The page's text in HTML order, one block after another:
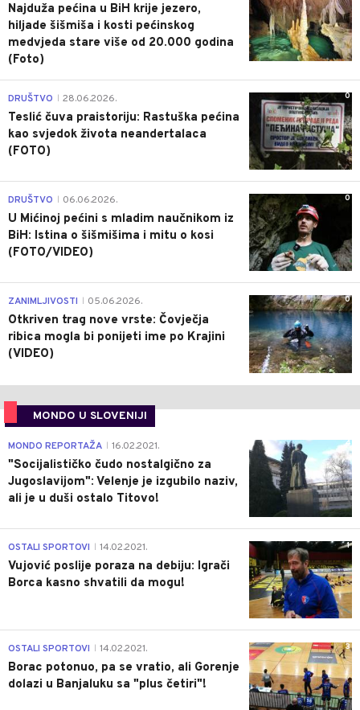
Najduža pećina u BiH krije jezero,
hiljade šišmiša i kosti pećinskog
medvjeda stare više od 20.000 godina
(Foto)
0
DRUŠTVO 28.06.2026.
Teslić čuva praistoriju: Rastuška pećina
kao svjedok života neandertalaca
(FOTO)
0
DRUŠTVO 06.06.2026.
U Mićinoj pećini s mladim naučnikom iz
BiH: Istina o šišmišima i mitu o kosi
(FOTO/VIDEO)
0
ZANIMLJIVOSTI 05.06.2026.
Otkriven trag nove vrste: Čovječja
ribica mogla bi ponijeti ime po Krajini
(VIDEO)
MONDO U SLOVENIJI
4
MONDO REPORTAŽA 16.02.2021.
"Socijalističko čudo nostalgično za
Jugoslavijom": Velenje je izgubilo naziv,
ali je u duši ostalo Titovo!
1
OSTALI SPORTOVI 14.02.2021.
Vujović poslije poraza na debiju: Igrači
Borca kasno shvatili da mogu!
3
OSTALI SPORTOVI 14.02.2021.
Borac potonuo, pa se vratio, ali Gorenje
dolazi u Banjaluku sa "plus četiri"!